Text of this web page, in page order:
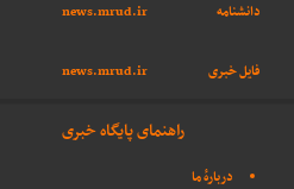
دانشنامه
news.mrud.ir
فایل خبری news.mrud.ir
راهنمای پایگاه خبری
دربارهٔ ما